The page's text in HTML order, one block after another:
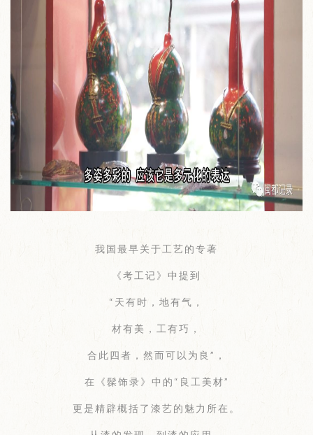
我国最早关于工艺的专著
《考工记》中提到
“天有时，地有气，
材有美，工有巧，
合此四者，然而可以为良”，
在《髹饰录》中的“良工美材”
更是精辟概括了漆艺的魅力所在。